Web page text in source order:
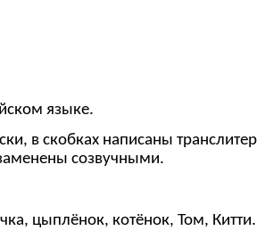
языке.
в скобках написаны
созвучными.
цыплёнок, котёнок, Том, Китти.